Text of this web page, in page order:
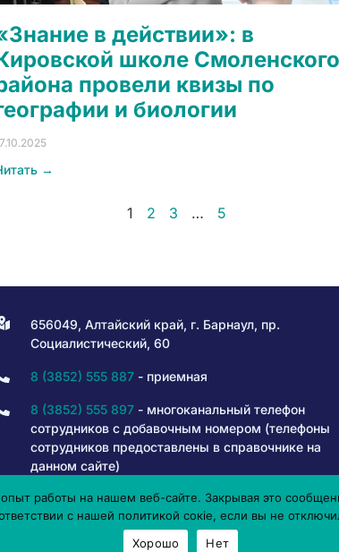
в действии»: в
школе Смоленского
провели квизы по
и биологии
→
1 2 3 … 5
656049, Алтайский край, г. Барнаул, пр.
Социалистический, 60
8 (3852) 555 887- приемная
8 (3852) 555 897- многоканальный телефон
сотрудников с добавочным номером (телефоны
сотрудников предоставлены в справочнике на
данном сайте)
8 800 301 80 50- горячая линия
работы на нашем веб-сайте. Закрывая это
с нашей политикой сокіе, если вы не
Хорошо
Нет